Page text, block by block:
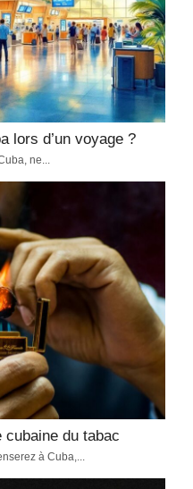
choisir
meilleur climat ? Nos conseils
et les tarifs pour choisir